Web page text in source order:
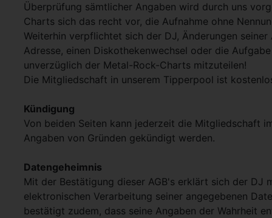
Überprüfung sämtlicher Angaben wird durch uns
Charts sich das recht vor, die Aufnahme ohne
Weiterhin verpflichtet sich der DJ, Änderungen
Adresse, einen Diskothekenwechsel oder die
unverzüglich der Metal-Rock-Charts mitzuteilen!
Die Mitgliedschaft in unserem Tipperpool ist
Kündigung
Von beiden Seiten kann jederzeit die Mitgliedschaft
Angaben von Gründen gekündigt werden.
Datengeheimnis
Mit der Bestätigung dieser AGB's erklärt sich der DJ
elektronischen Verarbeitung seiner angegebenen
bestätigt zudem, dass seine Angaben der Wahrheit